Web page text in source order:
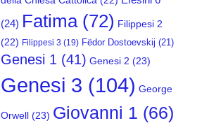
(24) Fatima (72) Filippesi 2
(22) Filippesi 3 (19) Fëdor Dostoevskij (21)
Genesi 1 (41) Genesi 2 (23)
Genesi 3 (104) George
Orwell (23) Giovanni 1 (66)